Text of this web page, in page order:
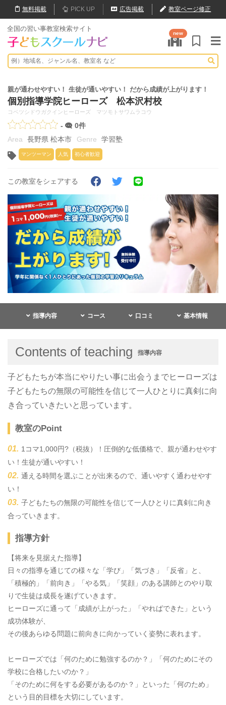
無料掲載 PICK UP 広告掲載 教室ページ修正
全国の習い事教室検索サイト
new
親が通わせやすい！ 生徒が通いやすい！ だから成績が上がります！
個別指導学院ヒーローズ 松本沢村校
コベツシドウガクインヒーローズ マツモトサワムラコウ
-
0件
長野県 松本市
学習塾
マンツーマン 人気 初心者歓迎
この教室をシェアする
指導内容 コース 口コミ 基本情報
Contents of teaching 指導内容
子どもたちが本当にやりたい事に出会うまでヒーローズは
子どもたちの無限の可能性を信じて一人ひとりに真剣に向
き合っていきたいと思っています。
教室のPoint
1コマ1,000円?（税抜）！圧倒的な低価格で、親が通わせやす
い！生徒が通いやすい！
通える時間を選ぶことが出来るので、通いやすく通わせやす
い！
子どもたちの無限の可能性を信じて一人ひとりに真剣に向き
合っていきます。
指導方針
【将来を見据えた指導】
日々の指導を通じての様々な「学び」「気づき」「反省」と、
「積極的」「前向き」「やる気」「笑顔」のある講師とのやり取
りで生徒は成長を遂げていきます。
ヒーローズに通って「成績が上がった」「やればできた」という
成功体験が、
その後あらゆる問題に前向きに向かっていく姿勢に表れます。
ヒーローズでは「何のために勉強するのか？」「何のためにその
学校に合格したいのか？」
「そのために何をする必要があるのか？」といった「何のため」
という目的目標を大切にしています。